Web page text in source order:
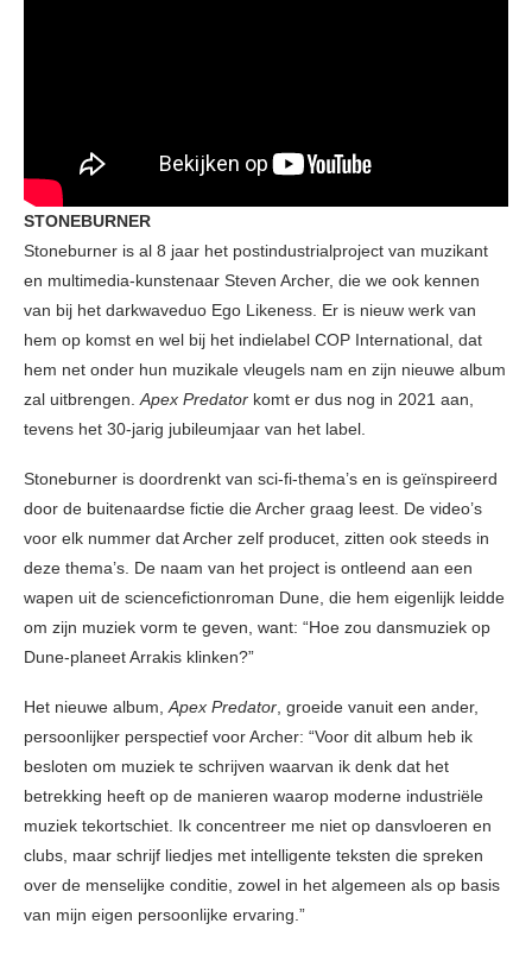
STONEBURNER
Stoneburner is al 8 jaar het postindustrialproject van muzikant
en multimedia-kunstenaar Steven Archer, die we ook kennen
van bij het darkwaveduo Ego Likeness. Er is nieuw werk van
hem op komst en wel bij het indielabel COP International, dat
hem net onder hun muzikale vleugels nam en zijn nieuwe album
zal uitbrengen. Apex Predator komt er dus nog in 2021 aan,
tevens het 30-jarig jubileumjaar van het label.
Stoneburner is doordrenkt van sci-fi-thema’s en is geïnspireerd
door de buitenaardse fictie die Archer graag leest. De video’s
voor elk nummer dat Archer zelf producet, zitten ook steeds in
deze thema’s. De naam van het project is ontleend aan een
wapen uit de sciencefictionroman Dune, die hem eigenlijk leidde
om zijn muziek vorm te geven, want: “Hoe zou dansmuziek op
Dune-planeet Arrakis klinken?”
Het nieuwe album, Apex Predator , groeide vanuit een ander,
persoonlijker perspectief voor Archer: “Voor dit album heb ik
besloten om muziek te schrijven waarvan ik denk dat het
betrekking heeft op de manieren waarop moderne industriële
muziek tekortschiet. Ik concentreer me niet op dansvloeren en
clubs, maar schrijf liedjes met intelligente teksten die spreken
over de menselijke conditie, zowel in het algemeen als op basis
van mijn eigen persoonlijke ervaring.”